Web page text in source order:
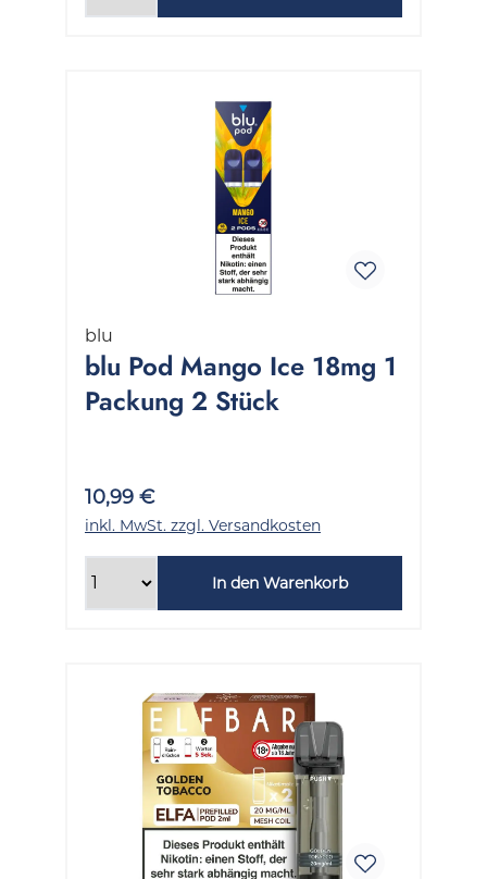
blu
blu Pod Mango Ice 18mg 1
Packung 2 Stück
10,99 €
inkl. MwSt. zzgl. Versandkosten
In den Warenkorb